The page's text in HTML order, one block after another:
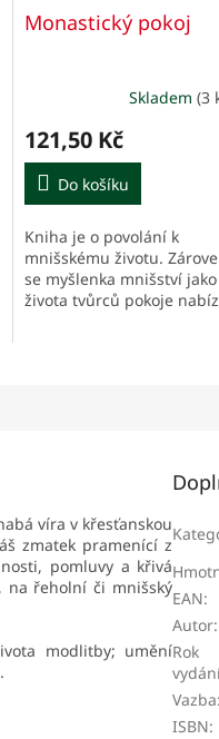
Monastický pokoj
Skladem(3
121,50 Kč
Do košíku
Kniha je o povolání k
mnišskému životu.
se myšlenka mnišství jako
života tvůrců pokoje
víra v křesťanskou
zmatek pramenící z
pomluvy a křivá
na řeholní či mnišský
modlitby; umění
EAN:
Autor:
Rok
Vazba:
ISBN: